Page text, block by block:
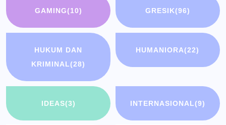
GAMING(10) GRESIK(96)
HUKUM DAN
KRIMINAL(28)
HUMANIORA(22)
IDEAS(3) INTERNASIONAL(9)